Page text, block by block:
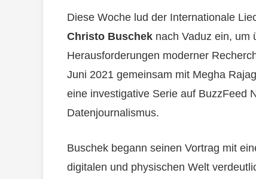
Diese Woche lud der Internationale
Christo Buschek nach Vaduz ein, um
Herausforderungen moderner
Juni 2021 gemeinsam mit Megha
eine investigative Serie auf BuzzFeed
Datenjournalismus.
Buschek begann seinen Vortrag mit
digitalen und physischen Welt